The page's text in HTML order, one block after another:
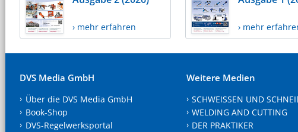
› mehr erfahren › mehr
DVS Media GmbH
Über die DVS Media GmbH
Book-Shop
DVS-Regelwerksportal
Weitere Medien
SCHWEISSEN UND
WELDING AND CUTTING
DER PRAKTIKER